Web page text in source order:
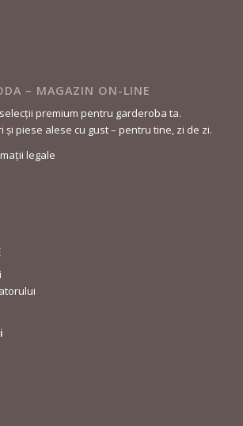
– MAGAZIN ON-LINE
premium pentru garderoba ta.
piese alese cu gust – pentru tine, zi de zi.
legale